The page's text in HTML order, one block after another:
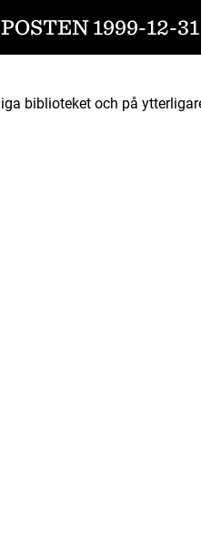
1999-12-31
biblioteket och på